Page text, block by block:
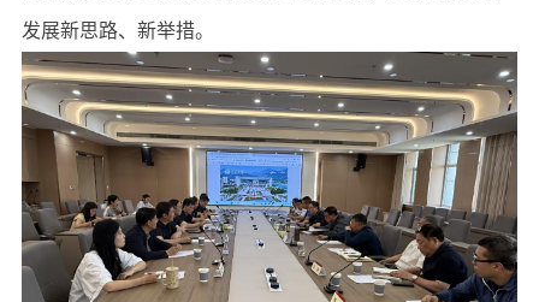
发展新思路、新举措。